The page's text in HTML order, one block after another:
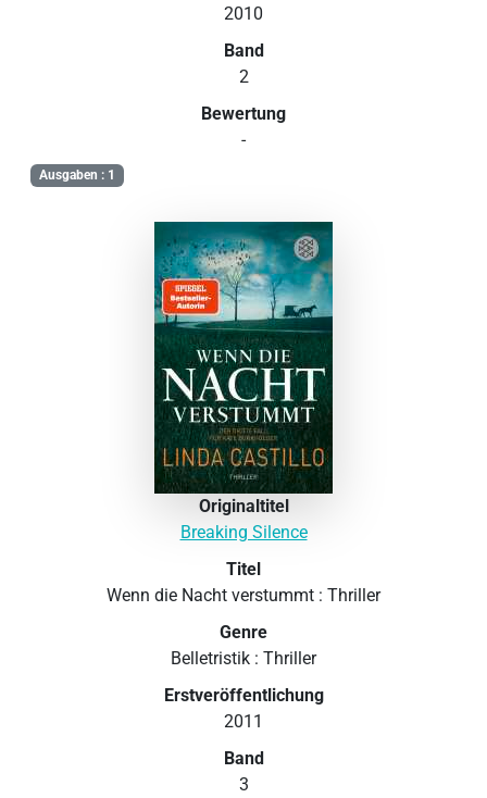
2010
Band
2
Bewertung
-
Ausgaben : 1
Originaltitel
Breaking Silence
Titel
Wenn die Nacht verstummt : Thriller
Genre
Belletristik : Thriller
Erstveröffentlichung
2011
Band
3